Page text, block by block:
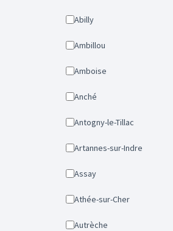
Abilly
Ambillou
Amboise
Anché
Antogny-le-Tillac
Artannes-sur-Indre
Assay
Athée-sur-Cher
Autrèche